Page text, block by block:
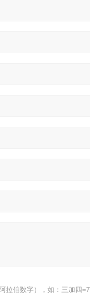
拉伯数字），如：三加四=7